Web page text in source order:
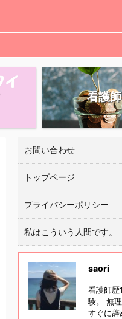
看護
お問い合わせ
トップページ
プライバシーポリシー
私はこういう人間です。
saori
看護師歴
験。 無
すぐに